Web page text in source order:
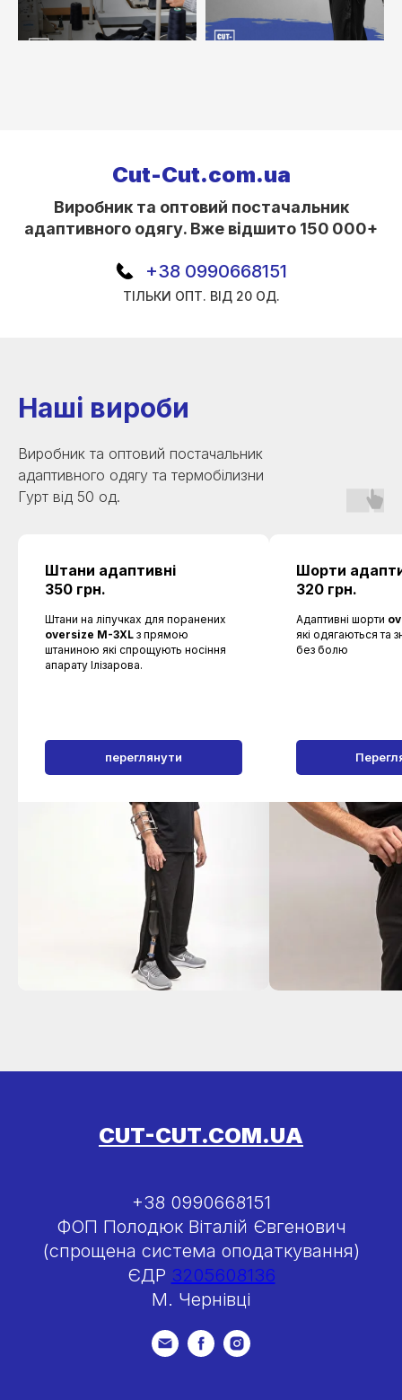
Сut-Cut.com.ua
Виробник та оптовий постачальник
адаптивного одягу. Вже відшито 150 000+
+38 0990668151
ТІЛЬКИ ОПТ. ВІД 20 ОД.
Наші вироби
Виробник та оптовий постачальник
адаптивного одягу та термобілизни
Гурт від 50 од.
Штани адаптивні
350 грн.
Штани на ліпучках для поранених
oversize M-3XL з прямою
штаниною які спрощують носіння
апарату Ілізарова.
переглянути
Шорти
320 грн.
Адаптивні шорти
які одягаються та
без болю
CUT-CUT.COM.UA
+38 0990668151
ФОП Полодюк Віталій Євгенович
(спрощена система оподаткування)
ЄДР 3205608136
М. Чернівці